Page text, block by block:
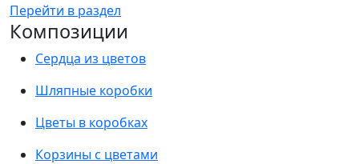
Перейти в раздел
Композиции
Сердца из цветов
Шляпные коробки
Цветы в коробках
Корзины с цветами